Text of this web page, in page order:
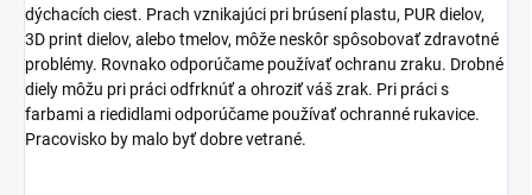
dýchacích ciest. Prach vznikajúci pri brúsení plastu, PUR dielov,
3D print dielov, alebo tmelov, môže neskôr spôsobovať zdravotné
problémy. Rovnako odporúčame používať ochranu zraku. Drobné
diely môžu pri práci odfrknúť a ohroziť váš zrak. Pri práci s
farbami a riedidlami odporúčame používať ochranné rukavice.
Pracovisko by malo byť dobre vetrané.